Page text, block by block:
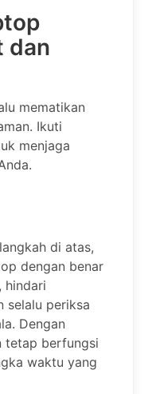
dan
mematikan
Ikuti
menjaga
di atas,
dengan benar
hindari
selalu periksa
Dengan
tetap berfungsi
waktu yang